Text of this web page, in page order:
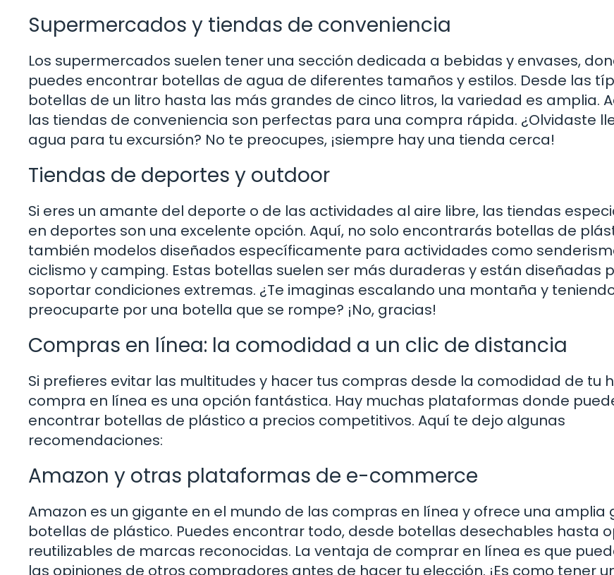
Supermercados y tiendas de conveniencia
Los supermercados suelen tener una sección dedicada a bebidas y envases,
puedes encontrar botellas de agua de diferentes tamaños y estilos. Desde las
botellas de un litro hasta las más grandes de cinco litros, la variedad es amplia.
las tiendas de conveniencia son perfectas para una compra rápida. ¿Olvidaste
agua para tu excursión? No te preocupes, ¡siempre hay una tienda cerca!
Tiendas de deportes y outdoor
Si eres un amante del deporte o de las actividades al aire libre, las tiendas
en deportes son una excelente opción. Aquí, no solo encontrarás botellas de
también modelos diseñados específicamente para actividades como
ciclismo y camping. Estas botellas suelen ser más duraderas y están diseñadas
soportar condiciones extremas. ¿Te imaginas escalando una montaña y
preocuparte por una botella que se rompe? ¡No, gracias!
Compras en línea: la comodidad a un clic de distancia
Si prefieres evitar las multitudes y hacer tus compras desde la comodidad de tu
compra en línea es una opción fantástica. Hay muchas plataformas donde
encontrar botellas de plástico a precios competitivos. Aquí te dejo algunas
recomendaciones:
Amazon y otras plataformas de e-commerce
Amazon es un gigante en el mundo de las compras en línea y ofrece una amplia
botellas de plástico. Puedes encontrar todo, desde botellas desechables hasta
reutilizables de marcas reconocidas. La ventaja de comprar en línea es que
las opiniones de otros compradores antes de hacer tu elección. ¡Es como tener